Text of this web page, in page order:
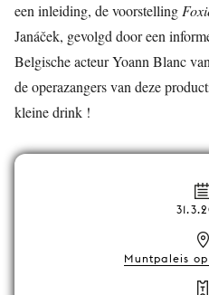
een inleiding, de voorstelling
Janáček, gevolgd door een
Belgische acteur Yoann Blanc
de operazangers van deze
kleine drink !
Muntpaleis op